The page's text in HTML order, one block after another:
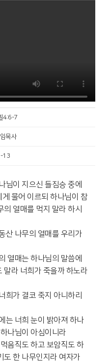
4:6-7
목사
13
님이 지으신 들짐승 중에
물어 이르되 하나님이 참
열매를 먹지 말라 하시
산 나무의 열매를 우리가
열매는 하나님의 말씀에
말라 너희가 죽을까 하노라
희가 결코 죽지 아니하리
는 너희 눈이 밝아져 하나
나님이 아심이니라
음직도 하고 보암직도 하
도 한 나무인지라 여자가